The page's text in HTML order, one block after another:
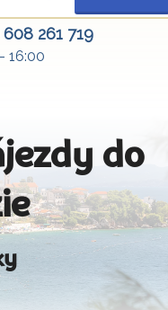
608 261 719
16:00
do